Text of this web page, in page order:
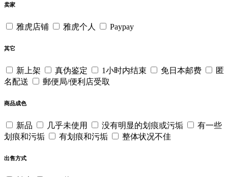
卖家
雅虎店铺 雅虎个人 Paypay
其它
新上架 真伪鉴定 1小时内结束 免日本邮费
匿
名配送
郵便局/便利店受取
商品成色
新品 几乎未使用 没有明显的划痕或污垢
有一些
划痕和污垢
有划痕和污垢 整体状况不佳
出售方式